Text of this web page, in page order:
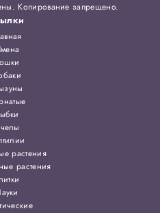
Копирование запрещено.
растения
растения